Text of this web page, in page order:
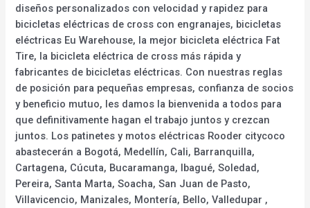
diseños personalizados con velocidad y rapidez para
bicicletas eléctricas de cross con engranajes, bicicletas
eléctricas Eu Warehouse, la mejor bicicleta eléctrica Fat
Tire, la bicicleta eléctrica de cross más rápida y
fabricantes de bicicletas eléctricas. Con nuestras reglas
de posición para pequeñas empresas, confianza de socios
y beneficio mutuo, les damos la bienvenida a todos para
que definitivamente hagan el trabajo juntos y crezcan
juntos. Los patinetes y motos eléctricas Rooder citycoco
abastecerán a Bogotá, Medellín, Cali, Barranquilla,
Cartagena, Cúcuta, Bucaramanga, Ibagué, Soledad,
Pereira, Santa Marta, Soacha, San Juan de Pasto,
Villavicencio, Manizales, Montería, Bello, Valledupar ,